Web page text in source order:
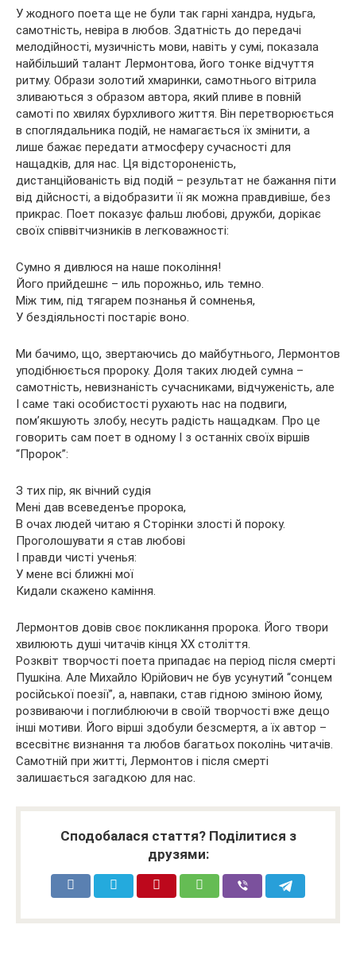
У жодного поета ще не були так гарні хандра, нудьга,
самотність, невіра в любов. Здатність до передачі
мелодійності, музичність мови, навіть у сумі, показала
найбільший талант Лермонтова, його тонке відчуття
ритму. Образи золотий хмаринки, самотнього вітрила
зливаються з образом автора, який пливе в повній
самоті по хвилях бурхливого життя. Він перетворюється
в споглядальника подій, не намагається їх змінити, а
лише бажає передати атмосферу сучасності для
нащадків, для нас. Ця відстороненість,
дистанційованість від подій – результат не бажання піти
від дійсності, а відобразити її як можна правдивіше, без
прикрас. Поет показує фальш любові, дружби, дорікає
своїх співвітчизників в легковажності:
Сумно я дивлюся на наше покоління!
Його прийдешнє – иль порожньо, иль темно.
Між тим, під тягарем познанья й сомненья,
У бездіяльності постаріє воно.
Ми бачимо, що, звертаючись до майбутнього, Лермонтов
уподібнюється пророку. Доля таких людей сумна –
самотність, невизнаність сучасниками, відчуженість, але
I саме такі особистості рухають нас на подвиги,
пом’якшують злобу, несуть радість нащадкам. Про це
говорить сам поет в одному I з останніх своїх віршів
“Пророк”:
З тих пір, як вічний судія
Мені дав всеведенъе пророка,
В очах людей читаю я Сторінки злості й пороку.
Проголошувати я став любові
І правди чисті ученья:
У мене всі ближні мої
Кидали скажено каміння.
Лермонтов довів своє покликання пророка. Його твори
хвилюють душі читачів кінця XX століття.
Розквіт творчості поета припадає на період після смерті
Пушкіна. Але Михайло Юрійович не був усунутий “сонцем
російської поезії”, а, навпаки, став гідною зміною йому,
розвиваючи і поглиблюючи в своїй творчості вже дещо
інші мотиви. Його вірші здобули безсмертя, а їх автор –
всесвітнє визнання та любов багатьох поколінь читачів.
Самотній при житті, Лермонтов і після смерті
залишається загадкою для нас.
Сподобалася стаття? Поділитися з
друзями: